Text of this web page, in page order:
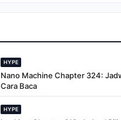
HYPE
Nano Machine Chapter 324:
Cara Baca
HYPE